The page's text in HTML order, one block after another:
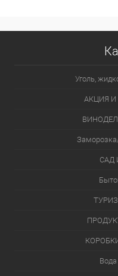
Уголь,
АКЦИЯ
САД